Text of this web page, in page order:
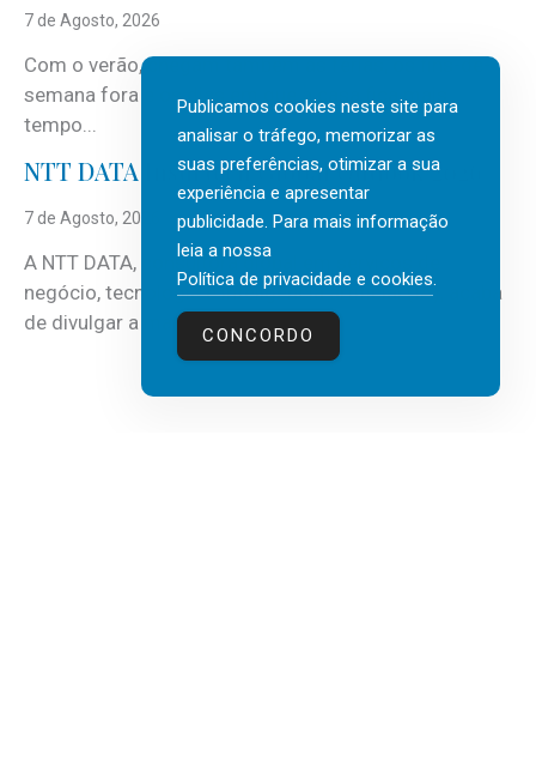
7 de Agosto, 2026
Com o verão, chegam também as férias, os fins-de-
semana fora e os dias em que a casa fica mais
tempo...
NTT DATA Insurtech Global Outlook 2026
7 de Agosto, 2026
A NTT DATA, consultora global em serviços de
negócio, tecnologia e inteligência artificial (IA), acaba
de divulgar a mais recente...
Publicamos cookies neste site para
analisar o tráfego, memorizar as
suas preferências, otimizar a sua
experiência e apresentar
publicidade. Para mais informação
leia a nossa
Política de privacidade e cookies.
CONCORDO